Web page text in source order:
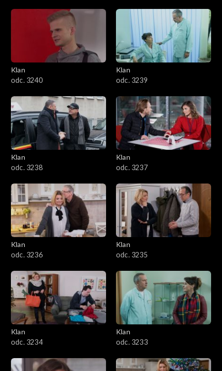
Klan
odc. 3240
Klan
odc. 3239
Klan
odc. 3238
Klan
odc. 3237
Klan
odc. 3236
Klan
odc. 3235
Klan
odc. 3234
Klan
odc. 3233